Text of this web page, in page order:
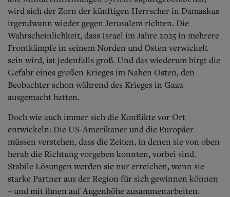
wird sich der Zorn der künftigen Herrscher in Damaskus
irgendwann wieder gegen Jerusalem richten. Die
Wahrscheinlichkeit, dass Israel im Jahre 2025 in mehrere
Frontkämpfe in seinem Norden und Osten verwickelt
sein wird, ist jedenfalls groß. Und das wiederum birgt die
Gefahr eines großen Krieges im Nahen Osten, den
Beobachter schon während des Krieges in Gaza
ausgemacht hatten.
Doch wie auch immer sich die Konflikte vor Ort
entwickeln: Die US-Amerikaner und die Europäer
müssen verstehen, dass die Zeiten, in denen sie von oben
herab die Richtung vorgeben konnten, vorbei sind.
Stabile Lösungen werden sie nur erreichen, wenn sie
starke Partner aus der Region für sich gewinnen können
– und mit ihnen auf Augenhöhe zusammenarbeiten.